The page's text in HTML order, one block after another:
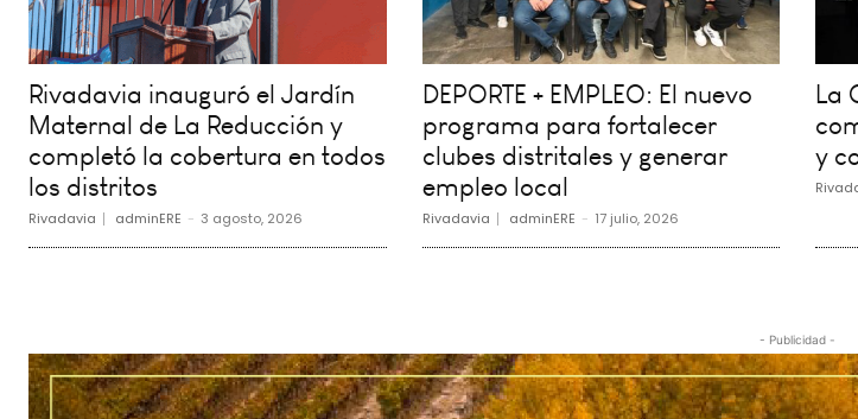
Rivadavia inauguró el Jardín
Maternal de La Reducción y
completó la cobertura en todos
los distritos
Rivadavia adminERE - 3 agosto, 2026
DEPORTE + EMPLEO: El nuevo
programa para fortalecer
clubes distritales y generar
empleo local
Rivadavia adminERE - 17 julio, 2026
La
y
- Publicidad -